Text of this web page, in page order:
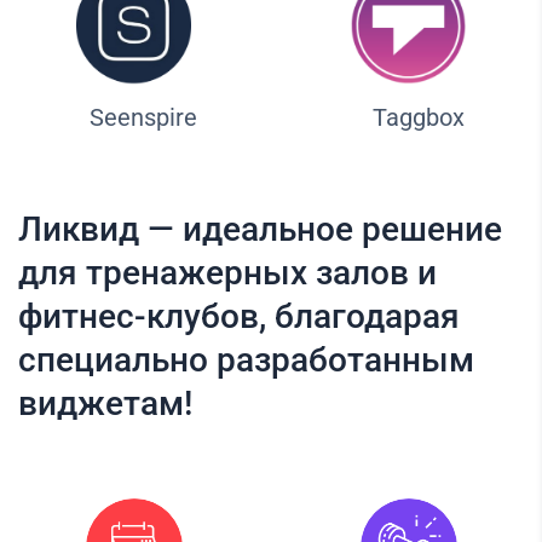
Seenspire Taggbox
Ликвид — идеальное решение
для тренажерных залов и
фитнес-клубов, благодарая
специально разработанным
виджетам!